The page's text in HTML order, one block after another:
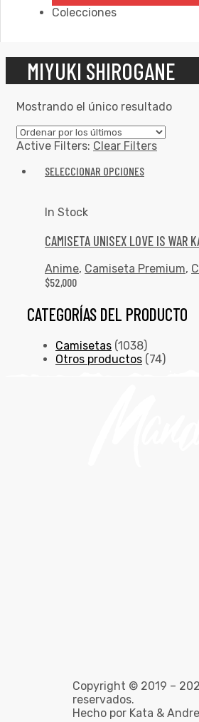
Colecciones
MIYUKI SHIROGANE
Mostrando el único resultado
Active Filters: Clear Filters
SELECCIONAR OPCIONES
In Stock
CAMISETA UNISEX LOVE IS WAR
Anime, Camiseta Premium,
$52,000
CATEGORÍAS DEL PRODUCTO
Camisetas (1038)
Otros productos (74)
Copyright © 2019 –
reservados.
Hecho por Kata &